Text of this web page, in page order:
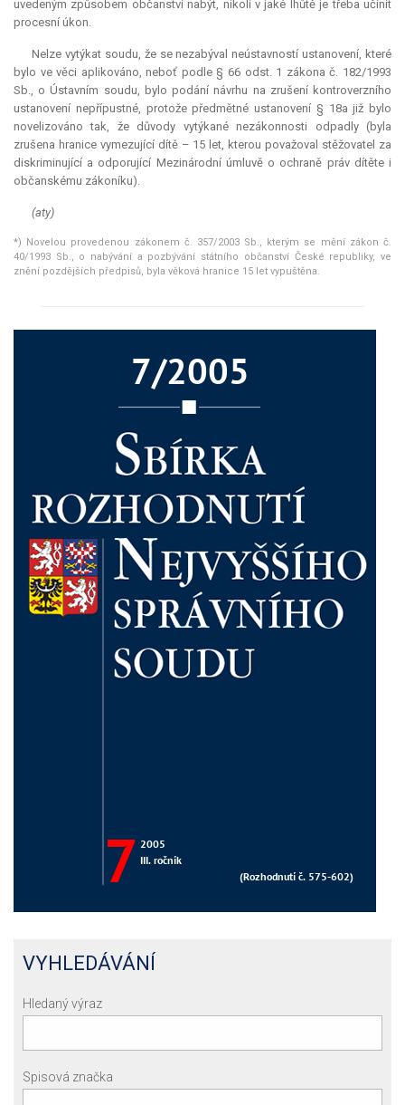
uvedeným způsobem občanství nabýt, nikoli v jaké lhůtě je třeba učinit
procesní úkon.
Nelze vytýkat soudu, že se nezabýval neústavností ustanovení, které
bylo ve věci aplikováno, neboť podle § 66 odst. 1 zákona č. 182/1993
Sb., o Ústavním soudu, bylo podání návrhu na zrušení kontroverzního
ustanovení nepřípustné, protože předmětné ustanovení § 18a již bylo
novelizováno tak, že důvody vytýkané nezákonnosti odpadly (byla
zrušena hranice vymezující dítě – 15 let, kterou považoval stěžovatel za
diskriminující a odporující Mezinárodní úmluvě o ochraně práv dítěte i
občanskému zákoníku).
(aty)
*) Novelou provedenou zákonem č. 357/2003 Sb., kterým se mění zákon č.
40/1993 Sb., o nabývání a pozbývání státního občanství České republiky, ve
znění pozdějších předpisů, byla věková hranice 15 let vypuštěna.
VYHLEDÁVÁNÍ
Hledaný výraz
Spisová značka